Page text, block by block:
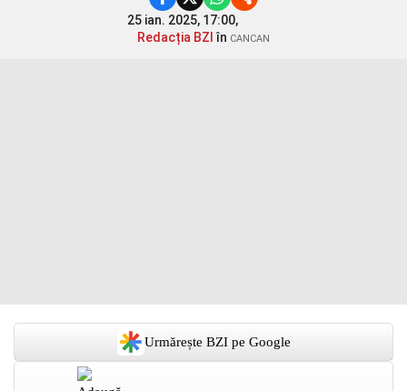
25 ian. 2025, 17:00,
Redacția BZI în CANCAN
Urmărește BZI pe Google